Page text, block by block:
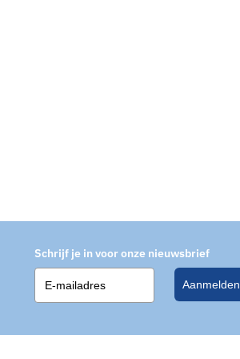
Schrijf je in voor onze nieuwsbrief
Aanmelden